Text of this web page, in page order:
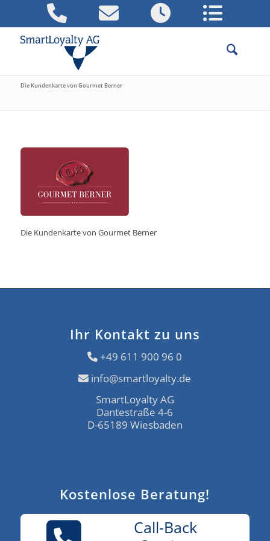
Die Kundenkarte von Gourmet Berner
Die Kundenkarte von Gourmet Berner
Ihr Kontakt zu uns
+49 611 900 96 0
info@smartloyalty.de
SmartLoyalty AG
Dantestraße 4-6
D-65189 Wiesbaden
Kostenlose Beratung!
Call-Back